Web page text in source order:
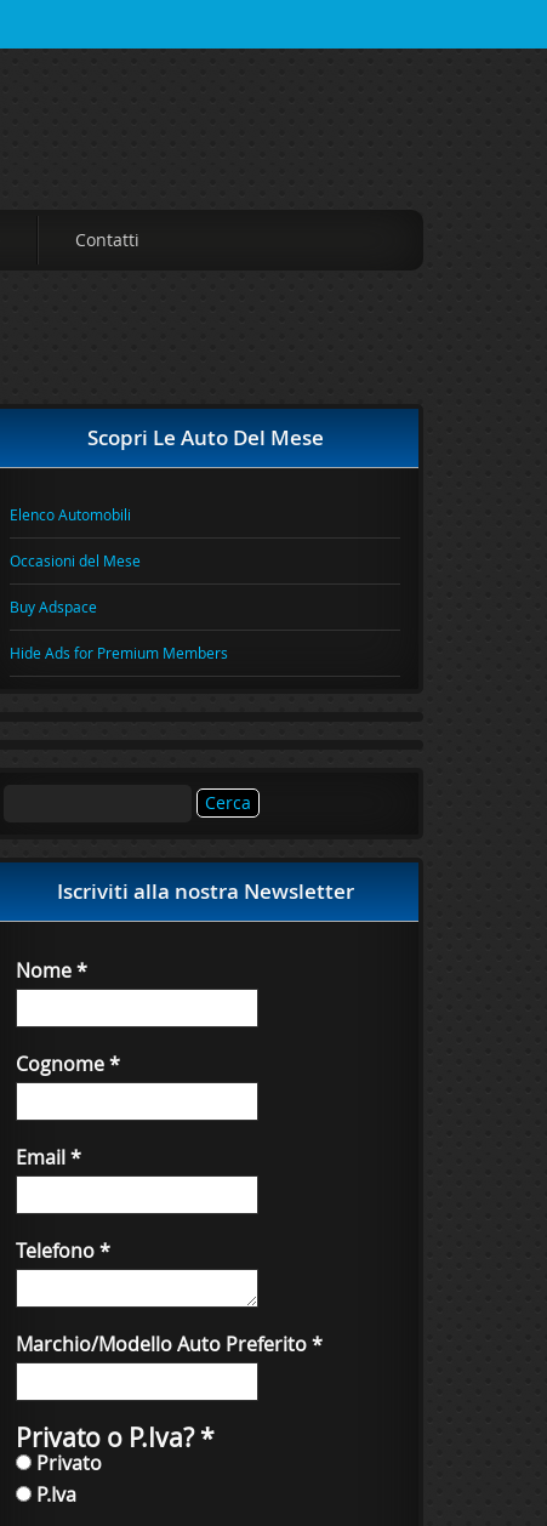
Contatti
Scopri Le Auto Del Mese
Elenco Automobili
Occasioni del Mese
Buy Adspace
Hide Ads for Premium Members
Iscriviti alla nostra Newsletter
Nome*
Cognome*
Email*
Telefono*
Marchio/Modello Auto Preferito*
Privato o P.Iva?*
Privato
P.Iva